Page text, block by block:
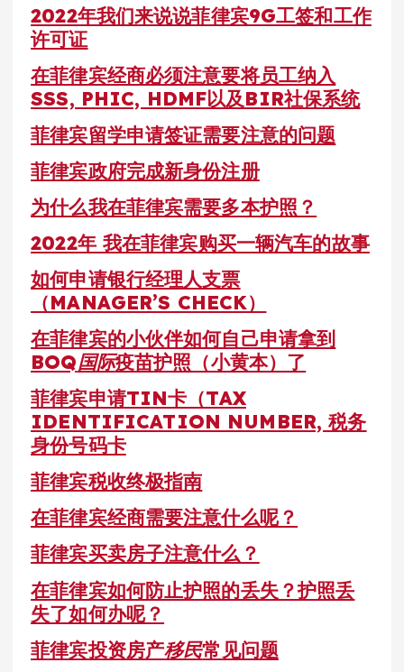
2022年我们来说说菲律宾9G工签和工作
许可证
在菲律宾经商必须注意要将员工纳入
SSS, PHIC, HDMF以及BIR社保系统
菲律宾留学申请签证需要注意的问题
菲律宾政府完成新身份注册
为什么我在菲律宾需要多本护照？
2022年 我在菲律宾购买一辆汽车的故事
如何申请银行经理人支票
（MANAGER’S CHECK）
在菲律宾的小伙伴如何自己申请拿到
BOQ国际疫苗护照（小黄本）了
菲律宾申请TIN卡（TAX
IDENTIFICATION NUMBER, 税务
身份号码卡
菲律宾税收终极指南
在菲律宾经商需要注意什么呢？
菲律宾买卖房子注意什么？
在菲律宾如何防止护照的丢失？护照丢
失了如何办呢？
菲律宾投资房产移民常见问题